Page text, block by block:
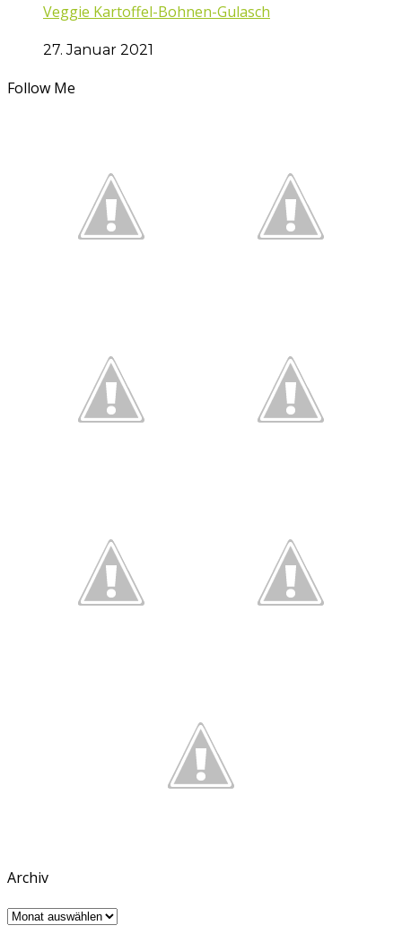
Veggie Kartoffel-Bohnen-Gulasch
27. Januar 2021
Follow Me
Archiv
Archiv